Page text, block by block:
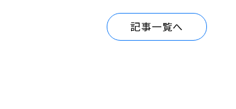
記事一覧へ